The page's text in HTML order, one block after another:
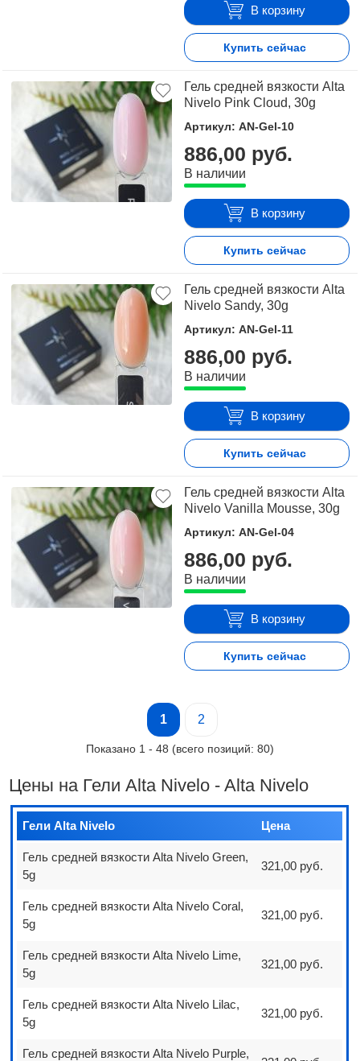
В корзину
Купить сейчас
Гель средней вязкости Alta
Nivelo Pink Cloud, 30g
Артикул: AN-Gel-10
886,00 руб.
В наличии
В корзину
Купить сейчас
Гель средней вязкости Alta
Nivelo Sandy, 30g
Артикул: AN-Gel-11
886,00 руб.
В наличии
В корзину
Купить сейчас
Гель средней вязкости Alta
Nivelo Vanilla Mousse, 30g
Артикул: AN-Gel-04
886,00 руб.
В наличии
В корзину
Купить сейчас
1 2
Показано 1 - 48 (всего позиций: 80)
Цены на Гели Alta Nivelo - Alta Nivelo
Гели Alta Nivelo Цена
Гель средней вязкости Alta Nivelo Green,
5g
321,00 руб.
Гель средней вязкости Alta Nivelo Coral,
5g
321,00 руб.
Гель средней вязкости Alta Nivelo Lime,
5g
321,00 руб.
Гель средней вязкости Alta Nivelo Lilac,
5g
321,00 руб.
Гель средней вязкости Alta Nivelo Purple,